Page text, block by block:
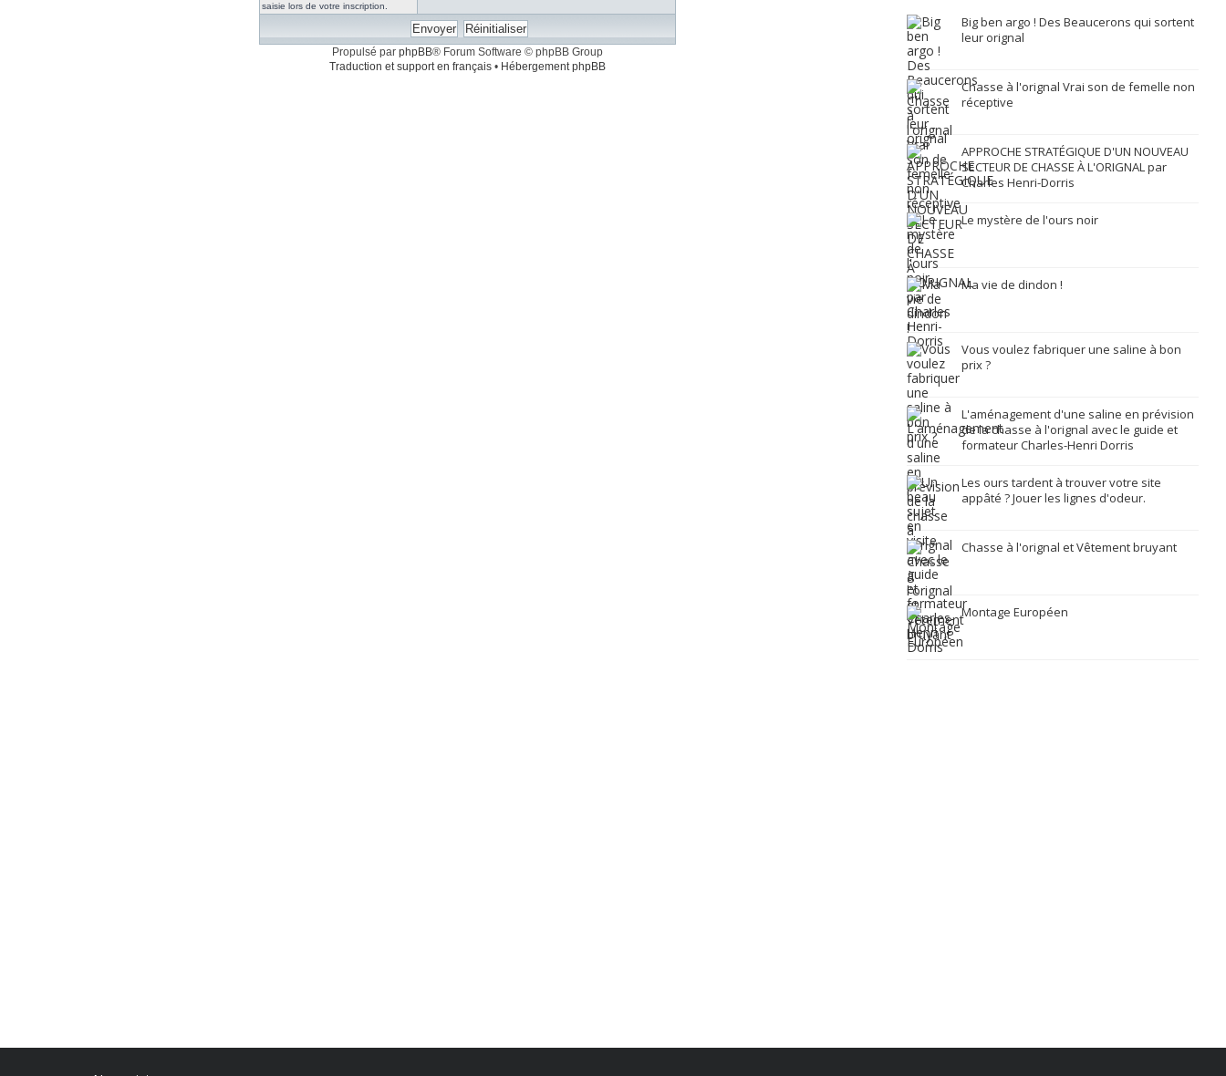
saisie lors de votre inscription.
Propulsé par phpBB® Forum Software © phpBB Group
Traduction et support en français• Hébergement phpBB
Big ben argo ! Des Beaucerons qui sortent
leur orignal
Chasse à l'orignal Vrai son de femelle non
réceptive
APPROCHE STRATÉGIQUE D'UN NOUVEAU
SECTEUR DE CHASSE À L'ORIGNAL par
Charles Henri-Dorris
Le mystère de l'ours noir
Ma vie de dindon !
Vous voulez fabriquer une saline à bon
prix ?
L'aménagement d'une saline en prévision
de la chasse à l'orignal avec le guide et
formateur Charles-Henri Dorris
Les ours tardent à trouver votre site
appâté ? Jouer les lignes d'odeur.
Chasse à l'orignal et Vêtement bruyant
Montage Européen